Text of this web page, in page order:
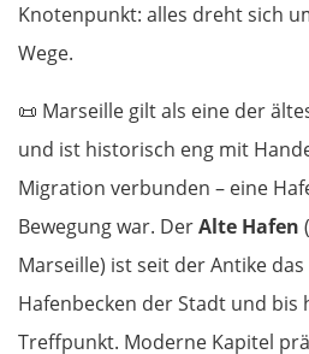
Knotenpunkt: alles dreht sich
Wege.
📜 Marseille gilt als eine der
und ist historisch eng mit
Migration verbunden – eine
Bewegung war. DerAlte Hafen
Marseille) ist seit der Antike
Hafenbecken der Stadt und
Treffpunkt. Moderne Kapitel